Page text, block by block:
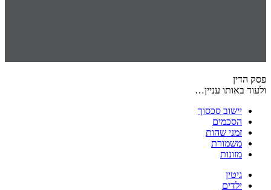
פסק הדין
ולעוד באותו עניין…
יישוב סכסוך
הסכמים
זמני שהות
משמורת
מזונות
גיטין
ילדים